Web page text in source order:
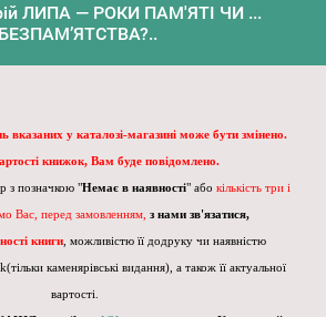
ЛИПА — РОКИ ПАМ'ЯТІ ЧИ ...
БЕЗПАМ’ЯТСТВА?..
вказаних у каталозі-магазині може бути змінено.
книжок, Вам буде повідомлено.
з позначкою "Немає в наявності" або кількість три і
Вас, перед замовленням, з нами зв'язатися,
книги , можливістю її додруку чи наявністю
каменярівські видання), а також її актуальної
вартості.